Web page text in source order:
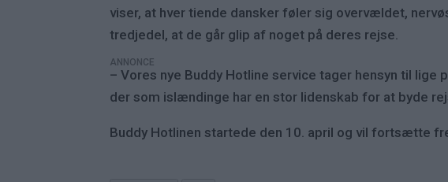
viser, at hver tiende dansker føler sig overvældet,
tredjedel, at de går glip af noget på deres rejse.
ANNONCE
– Vores nye Buddy Hotline service tager hensyn til
der som islændinge har en stor lidenskab for at byde
Buddy Hotlinen startede den 10. april og vil fortsætte